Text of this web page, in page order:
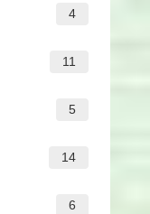
4
11
5
14
6